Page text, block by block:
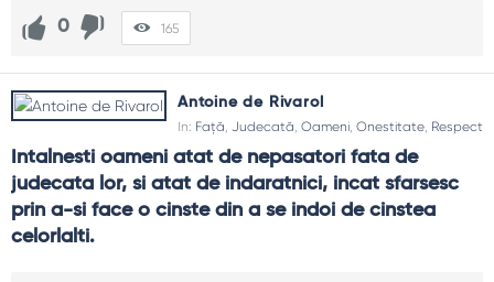
0 165
Antoine de Rivarol
In: Față Judecată Oameni Onestitate Respect
Intalnesti oameni atat de nepasatori fata de
judecata lor, si atat de indaratnici, incat sfarsesc
prin a-si face o cinste din a se indoi de cinstea
celorlalti.